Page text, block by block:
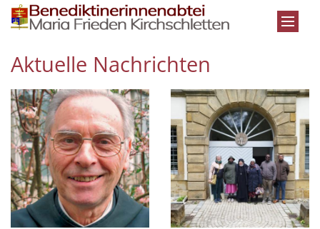
Zum Inhalt springen
Aktuelle Nachrichten